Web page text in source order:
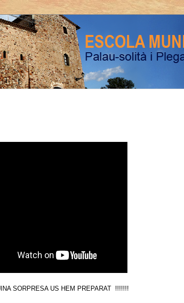
SORPRESA US HEM PREPARAT !!!!!!!